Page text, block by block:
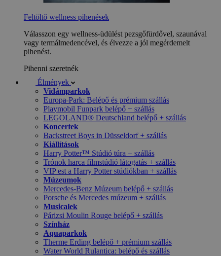
Feltöltő wellness pihenések
Válasszon egy wellness-üdülést pezsgőfürdővel, szaunával
vagy termálmedencével, és élvezze a jól megérdemelt
pihenést.
Pihenni szeretnék
Élmények
Vidámparkok
Europa-Park: Belépő és prémium szállás
Playmobil Funpark belépő + szállás
LEGOLAND® Deutschland belépő + szállás
Koncertek
Backstreet Boys in Düsseldorf + szállás
Kiállítások
Harry Potter™ Stúdió túra + szállás
Trónok harca filmstúdió látogatás + szállás
VIP est a Harry Potter stúdiókban + szállás
Múzeumok
Mercedes-Benz Múzeum belépő + szállás
Porsche és Mercedes múzeum + szállás
Musicalek
Párizsi Moulin Rouge belépő + szállás
Színház
Aquaparkok
Therme Erding belépő + prémium szállás
Water World Rulantica: belépő és szállás